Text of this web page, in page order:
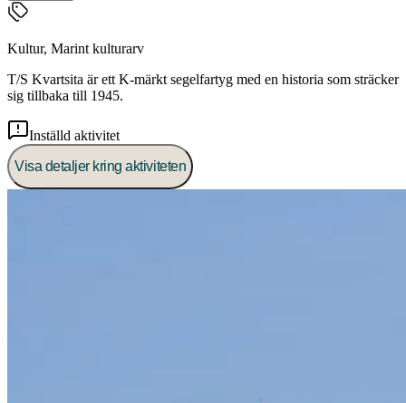
Kultur, Marint kulturarv
T/S Kvartsita är ett K-märkt segelfartyg med en historia som sträcker
sig tillbaka till 1945.
Inställd aktivitet
Visa detaljer kring aktiviteten